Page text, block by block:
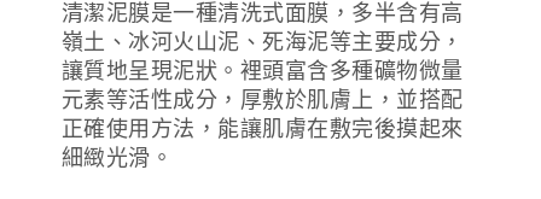
清潔泥膜是一種清洗式面膜，多半含有高
嶺土、冰河火山泥、死海泥等主要成分，
讓質地呈現泥狀。裡頭富含多種礦物微量
元素等活性成分，厚敷於肌膚上，並搭配
正確使用方法，能讓肌膚在敷完後摸起來
細緻光滑。